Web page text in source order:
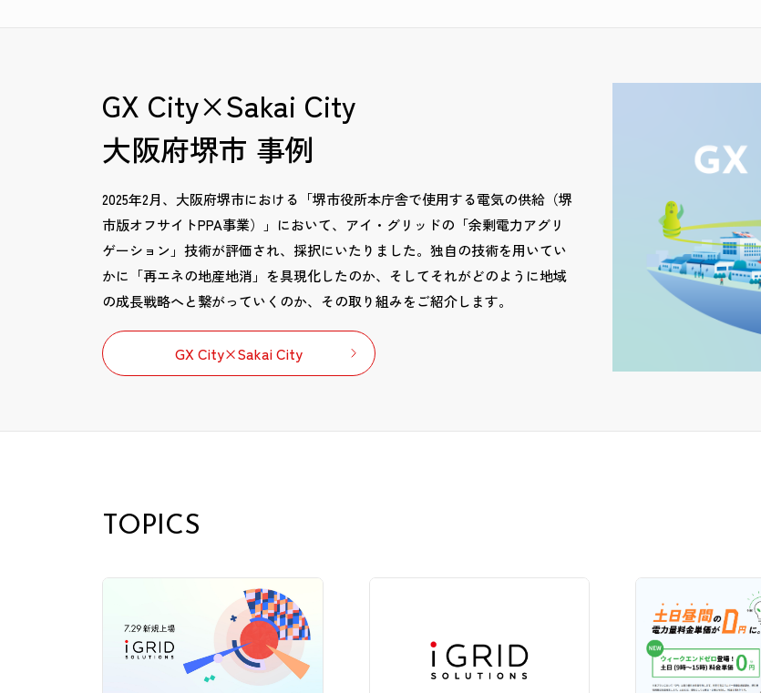
GX City×Sakai City
大阪府堺市 事例
2025年2月、大阪府堺市における「堺市役所本庁舎で使用する電気の供給（堺
市版オフサイトPPA事業）」において、アイ・グリッドの「余剰電力アグリ
ゲーション」技術が評価され、採択にいたりました。独自の技術を用いてい
かに「再エネの地産地消」を具現化したのか、そしてそれがどのように地域
の成長戦略へと繋がっていくのか、その取り組みをご紹介します。
GX City×Sakai City
TOPICS